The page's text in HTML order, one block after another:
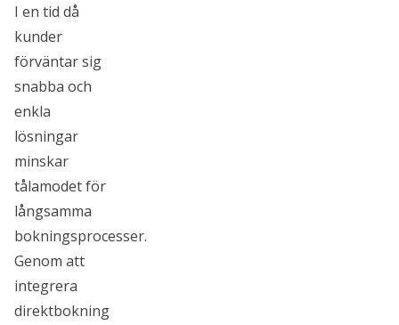
I en tid då
kunder
förväntar sig
snabba och
enkla
lösningar
minskar
tålamodet för
långsamma
bokningsprocesser.
Genom att
integrera
direktbokning